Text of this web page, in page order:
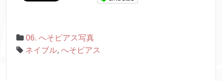
06. へそピアス写真
ネイブル, へそピアス